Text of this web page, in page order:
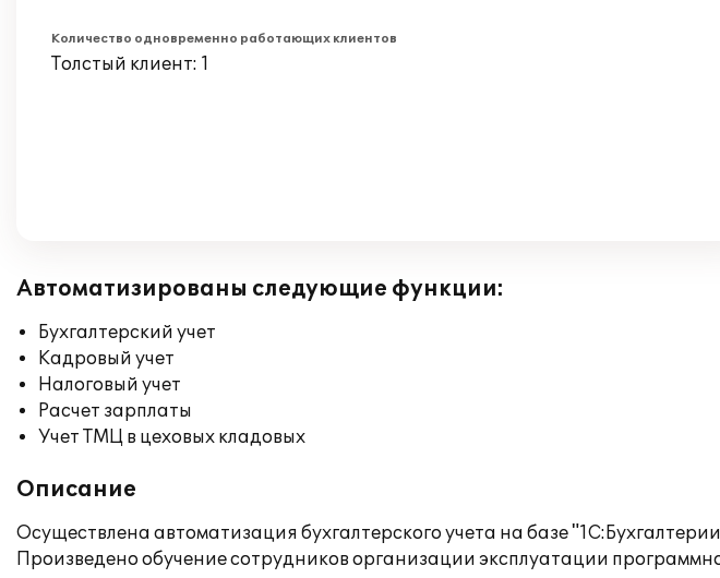
Количество одновременно работающих клиентов
Толстый клиент: 1
Автоматизированы следующие функции:
Бухгалтерский учет
Кадровый учет
Налоговый учет
Расчет зарплаты
Учет ТМЦ в цеховых кладовых
Описание
Осуществлена автоматизация бухгалтерского учета на базе
Произведено обучение сотрудников организации эксплуатации